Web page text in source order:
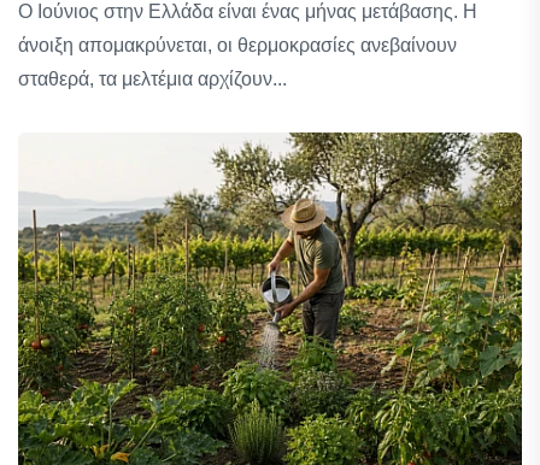
Ο Ιούνιος στην Ελλάδα είναι ένας μήνας μετάβασης. Η
άνοιξη απομακρύνεται, οι θερμοκρασίες ανεβαίνουν
σταθερά, τα μελτέμια αρχίζουν...